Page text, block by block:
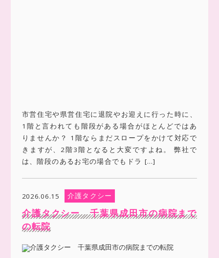
市営住宅や県営住宅に退院やお迎えに行った時に、
1階と言われても階段がある場合がほとんどではあ
りませんか？ 1階ならまだスロープをかけて対応で
きますが、2階3階となると大変ですよね。 弊社で
は、階段のあるお宅の場合でもドラ […]
2026.06.15 介護タクシー
介護タクシー 千葉県成田市の病院まで
の転院